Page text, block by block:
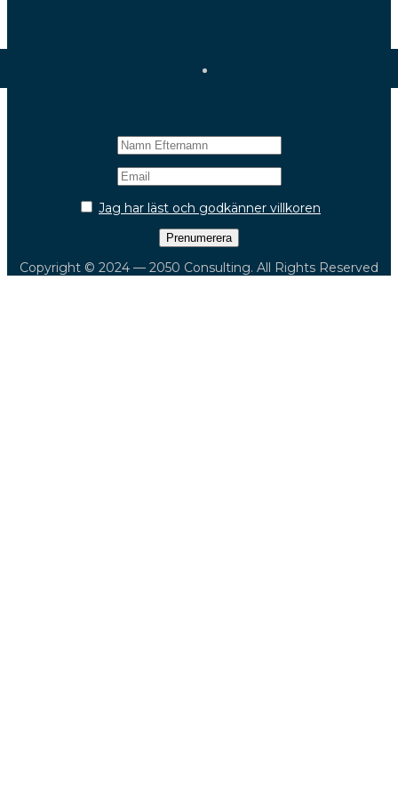
Jag har läst och godkänner villkoren
Copyright © 2024 — 2050 Consulting. All Rights Reserved